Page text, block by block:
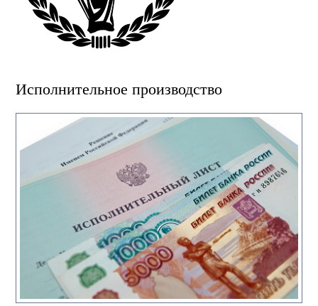
Исполнительное производство